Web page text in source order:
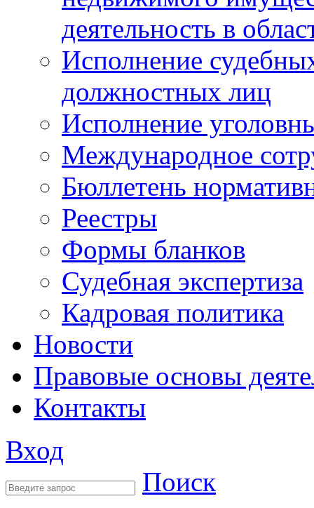
деятельность в
Исполнение
должностных лиц
Исполнение
Международное
Бюллетень
Реестры
Формы бланков
Судебная экспертиза
Кадровая политика
Новости
Правовые основы
Контакты
Вход
Поиск